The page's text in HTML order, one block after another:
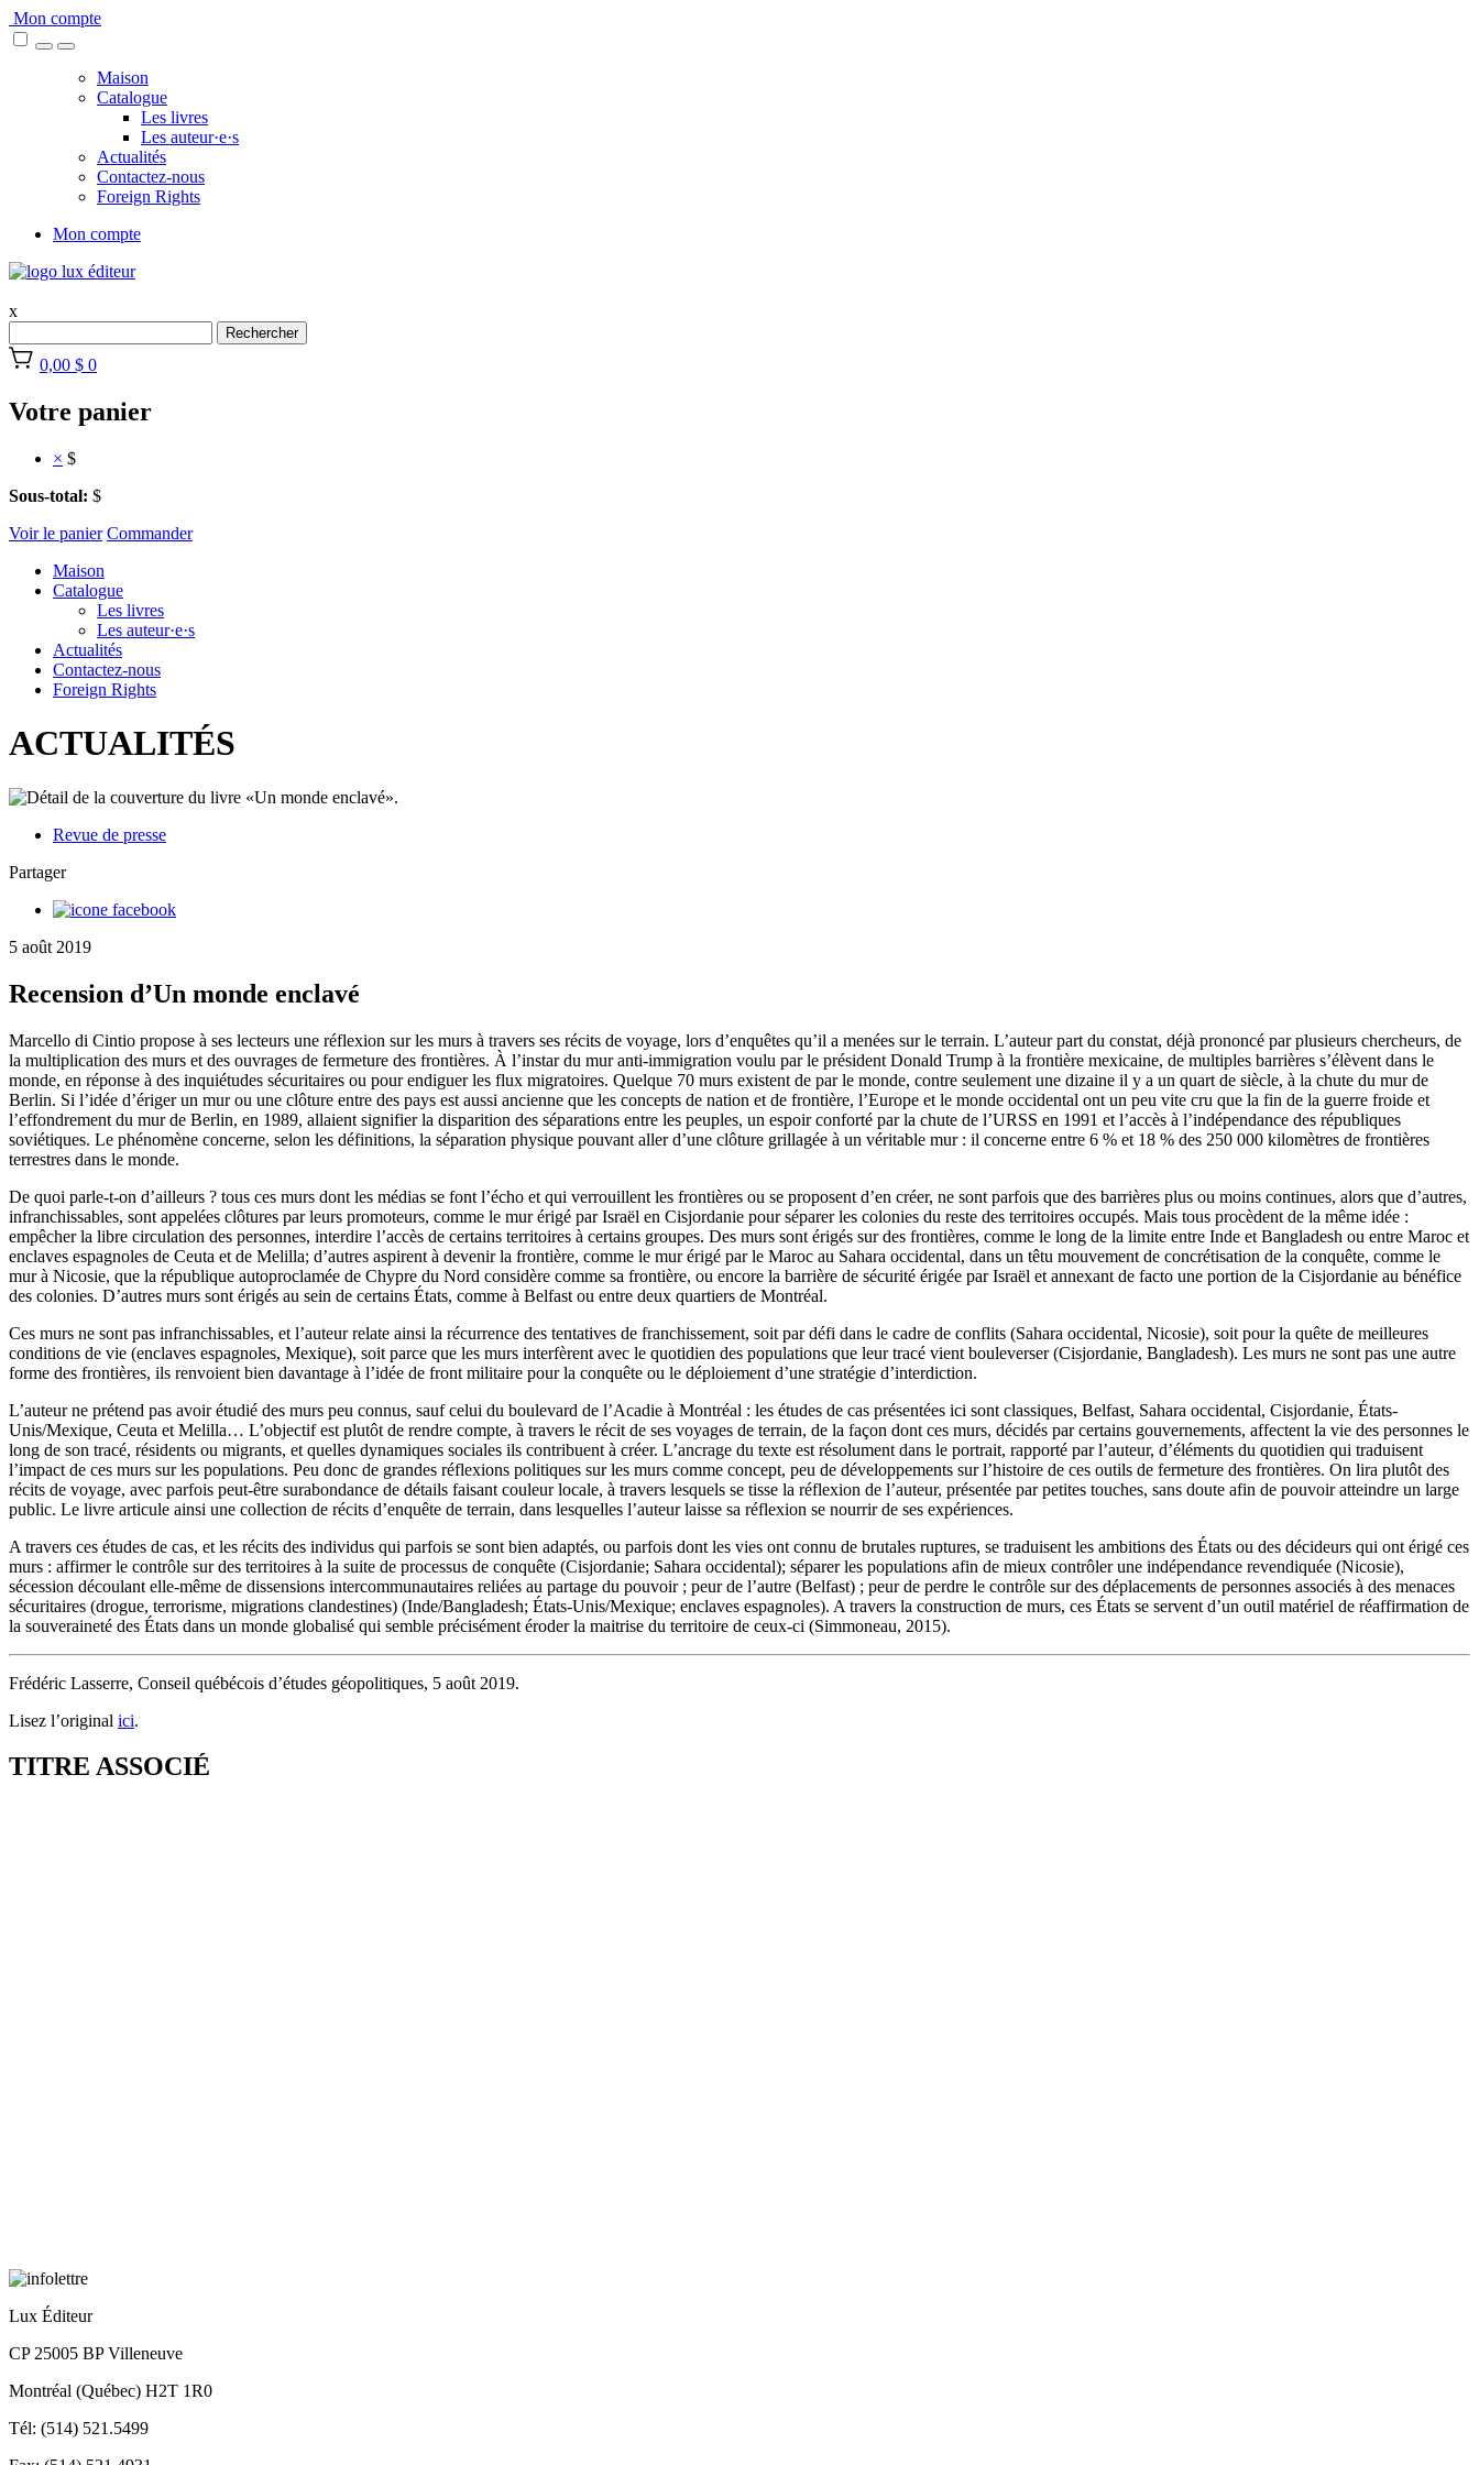
Skip
to
Mon compte
Maison
Catalogue
Les livres
Les auteur·e·s
Actualités
Contactez-nous
Foreign Rights
Mon compte
x
Rechercher
0,00 $ 0
Votre panier
× $
Sous-total: $
Voir le panier Commander
Maison
Catalogue
Les livres
Les auteur·e·s
Actualités
Contactez-nous
Foreign Rights
ACTUALITÉS
Revue de presse
Partager
5 août 2019
Recension d’Un monde enclavé
Marcello di Cintio propose à ses lecteurs une réflexion sur les murs à travers ses récits de voyage, lors d’enquêtes qu’il a menées sur le terrain. L’auteur part du constat, déjà prononcé par plusieurs chercheurs, de
la multiplication des murs et des ouvrages de fermeture des frontières. À l’instar du mur anti-immigration voulu par le président Donald Trump à la frontière mexicaine, de multiples barrières s’élèvent dans le
monde, en réponse à des inquiétudes sécuritaires ou pour endiguer les flux migratoires. Quelque 70 murs existent de par le monde, contre seulement une dizaine il y a un quart de siècle, à la chute du mur de
Berlin. Si l’idée d’ériger un mur ou une clôture entre des pays est aussi ancienne que les concepts de nation et de frontière, l’Europe et le monde occidental ont un peu vite cru que la fin de la guerre froide et
l’effondrement du mur de Berlin, en 1989, allaient signifier la disparition des séparations entre les peuples, un espoir conforté par la chute de l’URSS en 1991 et l’accès à l’indépendance des républiques
soviétiques. Le phénomène concerne, selon les définitions, la séparation physique pouvant aller d’une clôture grillagée à un véritable mur : il concerne entre 6 % et 18 % des 250 000 kilomètres de frontières
terrestres dans le monde.
De quoi parle-t-on d’ailleurs ? tous ces murs dont les médias se font l’écho et qui verrouillent les frontières ou se proposent d’en créer, ne sont parfois que des barrières plus ou moins continues, alors que d’autres,
infranchissables, sont appelées clôtures par leurs promoteurs, comme le mur érigé par Israël en Cisjordanie pour séparer les colonies du reste des territoires occupés. Mais tous procèdent de la même idée :
empêcher la libre circulation des personnes, interdire l’accès de certains territoires à certains groupes. Des murs sont érigés sur des frontières, comme le long de la limite entre Inde et Bangladesh ou entre Maroc et
enclaves espagnoles de Ceuta et de Melilla; d’autres aspirent à devenir la frontière, comme le mur érigé par le Maroc au Sahara occidental, dans un têtu mouvement de concrétisation de la conquête, comme le
mur à Nicosie, que la république autoproclamée de Chypre du Nord considère comme sa frontière, ou encore la barrière de sécurité érigée par Israël et annexant de facto une portion de la Cisjordanie au bénéfice
des colonies. D’autres murs sont érigés au sein de certains États, comme à Belfast ou entre deux quartiers de Montréal.
Ces murs ne sont pas infranchissables, et l’auteur relate ainsi la récurrence des tentatives de franchissement, soit par défi dans le cadre de conflits (Sahara occidental, Nicosie), soit pour la quête de meilleures
conditions de vie (enclaves espagnoles, Mexique), soit parce que les murs interfèrent avec le quotidien des populations que leur tracé vient bouleverser (Cisjordanie, Bangladesh). Les murs ne sont pas une autre
forme des frontières, ils renvoient bien davantage à l’idée de front militaire pour la conquête ou le déploiement d’une stratégie d’interdiction.
L’auteur ne prétend pas avoir étudié des murs peu connus, sauf celui du boulevard de l’Acadie à Montréal : les études de cas présentées ici sont classiques, Belfast, Sahara occidental, Cisjordanie, États-
Unis/Mexique, Ceuta et Melilla… L’objectif est plutôt de rendre compte, à travers le récit de ses voyages de terrain, de la façon dont ces murs, décidés par certains gouvernements, affectent la vie des personnes le
long de son tracé, résidents ou migrants, et quelles dynamiques sociales ils contribuent à créer. L’ancrage du texte est résolument dans le portrait, rapporté par l’auteur, d’éléments du quotidien qui traduisent
l’impact de ces murs sur les populations. Peu donc de grandes réflexions politiques sur les murs comme concept, peu de développements sur l’histoire de ces outils de fermeture des frontières. On lira plutôt des
récits de voyage, avec parfois peut-être surabondance de détails faisant couleur locale, à travers lesquels se tisse la réflexion de l’auteur, présentée par petites touches, sans doute afin de pouvoir atteindre un large
public. Le livre articule ainsi une collection de récits d’enquête de terrain, dans lesquelles l’auteur laisse sa réflexion se nourrir de ses expériences.
A travers ces études de cas, et les récits des individus qui parfois se sont bien adaptés, ou parfois dont les vies ont connu de brutales ruptures, se traduisent les ambitions des États ou des décideurs qui ont érigé ces
murs : affirmer le contrôle sur des territoires à la suite de processus de conquête (Cisjordanie; Sahara occidental); séparer les populations afin de mieux contrôler une indépendance revendiquée (Nicosie),
sécession découlant elle-même de dissensions intercommunautaires reliées au partage du pouvoir ; peur de l’autre (Belfast) ; peur de perdre le contrôle sur des déplacements de personnes associés à des menaces
sécuritaires (drogue, terrorisme, migrations clandestines) (Inde/Bangladesh; États-Unis/Mexique; enclaves espagnoles). A travers la construction de murs, ces États se servent d’un outil matériel de réaffirmation de
la souveraineté des États dans un monde globalisé qui semble précisément éroder la maitrise du territoire de ceux-ci (Simmoneau, 2015).
Frédéric Lasserre, Conseil québécois d’études géopolitiques, 5 août 2019.
Lisez l’original ici.
TITRE ASSOCIÉ
Lux Éditeur
CP 25005 BP Villeneuve
Montréal (Québec) H2T 1R0
Tél: (514) 521.5499